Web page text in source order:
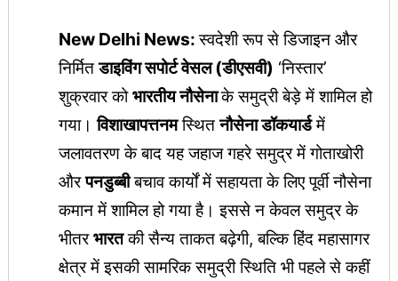
New Delhi News:स्वदेशी रूप से डिजाइन और
निर्मितडाइविंग सपोर्ट वेसल (डीएसवी) ‘निस्तार’
शुक्रवार कोभारतीय नौसेनाके समुद्री बेड़े में शामिल हो
गया।विशाखापत्तनमस्थितनौसेना डॉकयार्डमें
जलावतरण के बाद यह जहाज गहरे समुद्र में गोताखोरी
औरपनडुब्बीबचाव कार्यों में सहायता के लिए पूर्वी नौसेना
कमान में शामिल हो गया है। इससे न केवल समुद्र के
भीतरभारतकी सैन्य ताकत बढ़ेगी, बल्कि हिंद महासागर
क्षेत्र में इसकी सामरिक समुद्री स्थिति भी पहले से कहीं